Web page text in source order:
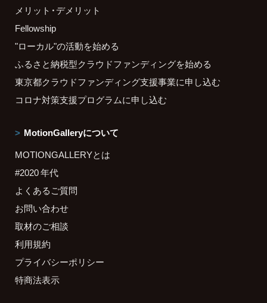
メリット・デメリット
Fellowship
"ローカル"の活動を始める
ふるさと納税型クラウドファンディングを始める
東京都クラウドファンディング支援事業に申し込む
コロナ対策支援プログラムに申し込む
MotionGalleryについて
MOTIONGALLERYとは
#2020 年代
よくあるご質問
お問い合わせ
取材のご相談
利用規約
プライバシーポリシー
特商法表示